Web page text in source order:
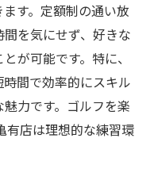
す。定額制の通い放
を気にせず、好きな
が可能です。特に、
間で効率的にスキル
力です。ゴルフを楽
有店は理想的な練習環